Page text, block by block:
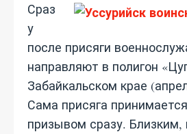
Сраз
у
после присяги
направляют в полигон
Забайкальском крае
Сама присяга
призывом сразу. Близким,